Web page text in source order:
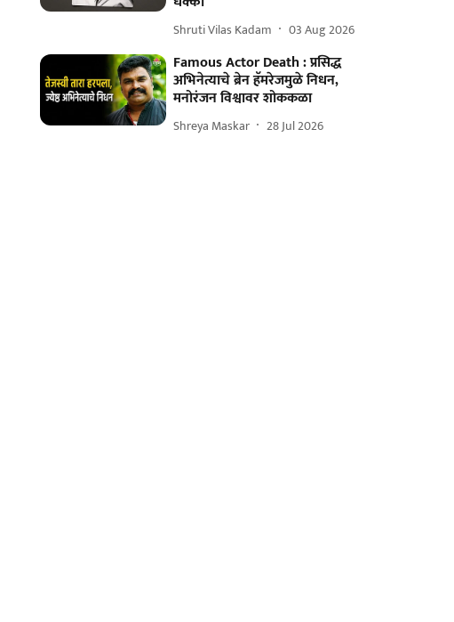
Shruti Vilas Kadam 03 Aug 2026
Famous Actor Death : प्रसिद्ध
अभिनेत्याचे ब्रेन हॅमरेजमुळे निधन,
मनोरंजन विश्वावर शोककळा
Shreya Maskar 28 Jul 2026